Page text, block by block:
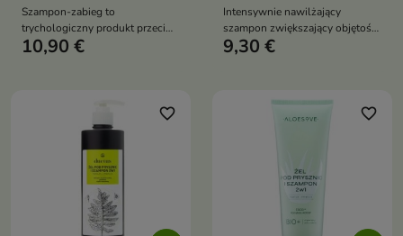
Szampon-zabieg to
trychologiczny produkt przeciw
wypadaniu włosów, który łączy
Kopyrrolem, Capixylem, kofeiną,
ograniczenie wypadania,
stymulację porostu oraz
poprawę kondycji skóry głowy i
10,90 €
Intensywnie nawilżający
szampon zwiększający objętość
to produkt do mycia włosów i
pełniejszy wygląd
9,30 €
favorite_border favorite_border